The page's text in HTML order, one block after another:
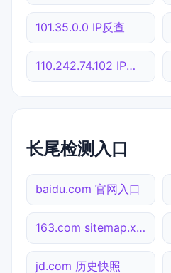
101.35.0.0 IP反查
110.242.74.102 IP反查
长尾检测入口
baidu.com 官网入口
163.com sitemap.xml检测
jd.com 历史快照